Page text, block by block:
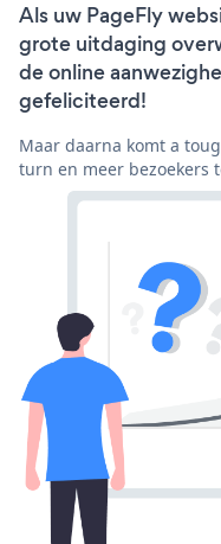
Als uw PageFly
grote uitdaging
de online
gefeliciteerd!
Maar daarna komt a
turn en meer bezoekers